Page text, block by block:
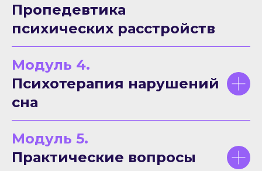
Пропедевтика
психических расстройств
Модуль 4.
Психотерапия нарушений
сна
Модуль 5.
Практические вопросы